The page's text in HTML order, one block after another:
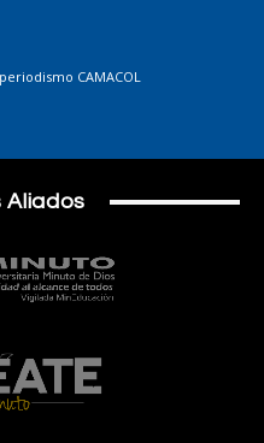
CAMACOL
Aliados